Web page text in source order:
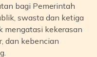
bagi Pemerintah
swasta dan ketiga
mengatasi kekerasan
dan kebencian